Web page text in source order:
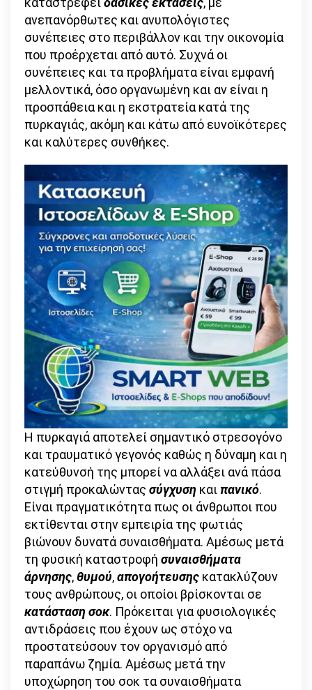
ανεπανόρθωτες και ανυπολόγιστες
συνέπειες στο περιβάλλον και την οικονομία
που προέρχεται από αυτό. Συχνά οι
συνέπειες και τα προβλήματα είναι εμφανή
μελλοντικά, όσο οργανωμένη και αν είναι η
προσπάθεια και η εκστρατεία κατά της
πυρκαγιάς, ακόμη και κάτω από ευνοϊκότερες
και καλύτερες συνθήκες.
Η πυρκαγιά αποτελεί σημαντικό στρεσογόνο
και τραυματικό γεγονός καθώς η δύναμη και η
κατεύθυνσή της μπορεί να αλλάξει ανά πάσα
στιγμή προκαλώντας σύγχυση και πανικό.
Είναι πραγματικότητα πως οι άνθρωποι που
εκτίθενται στην εμπειρία της φωτιάς
βιώνουν δυνατά συναισθήματα. Αμέσως μετά
τη φυσική καταστροφή συναισθήματα
άρνησης, θυμού,απογοήτευσης κατακλύζουν
τους ανθρώπους, οι οποίοι βρίσκονται σε
κατάσταση σοκ. Πρόκειται για φυσιολογικές
αντιδράσεις που έχουν ως στόχο να
προστατεύσουν τον οργανισμό από
παραπάνω ζημία. Αμέσως μετά την
υποχώρηση του σοκ τα συναισθήματα